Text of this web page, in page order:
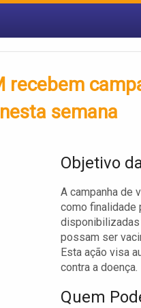
recebem
semana
Objetivo
A campanha de
como finalidade
disponibilizadas
possam ser
Esta ação visa
contra a doença.
Quem